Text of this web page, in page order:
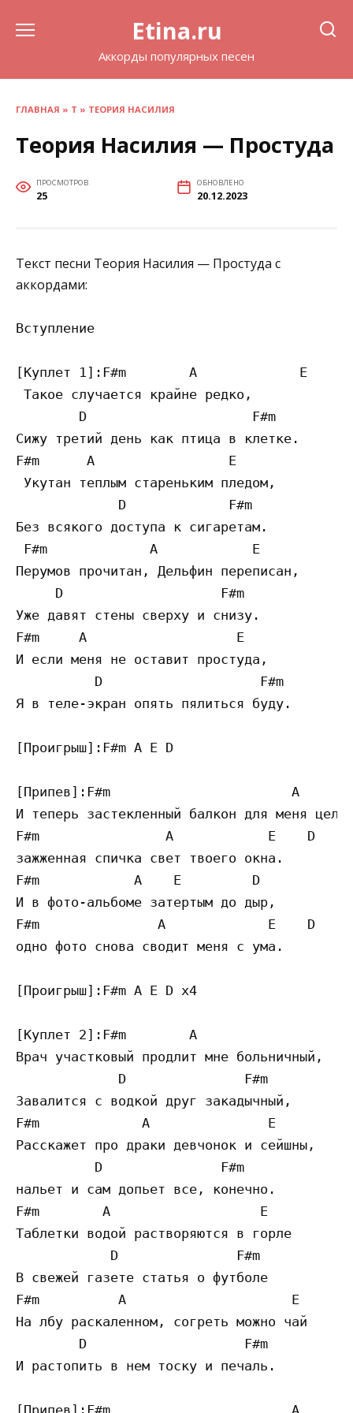
Etina.ru
Аккорды популярных песен
ГЛАВНАЯ » Т » ТЕОРИЯ НАСИЛИЯ
Теория Насилия — Простуда
ПРОСМОТРОВ
25
ОБНОВЛЕНО
20.12.2023
Текст песни Теория Насилия — Простуда с
аккордами:
Вступление
[Куплет 1]:F#m        A             E
Такое случается крайне редко,
        D                     F#m
Сижу третий день как птица в клетке.
F#m      A                 E
Укутан теплым стареньким пледом,
             D             F#m
Без всякого доступа к сигаретам.
F#m             A            E
Перумов прочитан, Дельфин переписан,
     D                    F#m
Уже давят стены сверху и снизу.
F#m     A                   E
И если меня не оставит простуда,
          D                    F#m
Я в теле-экран опять пялиться буду.
[Проигрыш]:F#m A E D
[Припев]:F#m                       A
И теперь застекленный балкон для меня
F#m                A            E    D
зажженная спичка свет твоего окна.
F#m            A    E         D
И в фото-альбоме затертым до дыр,
F#m               A             E    D
одно фото снова сводит меня с ума.
[Проигрыш]:F#m A E D x4
[Куплет 2]:F#m        A
Врач участковый продлит мне больничный,
             D               F#m
Завалится с водкой друг закадычный,
F#m             A               E
Расскажет про драки девчонок и сейшны,
          D               F#m
нальет и сам допьет все, конечно.
F#m        A                   E
Таблетки водой растворяются в горле
            D               F#m
В свежей газете статья о футболе
F#m          A                     E
На лбу раскаленном, согреть можно чай
        D                    F#m
И растопить в нем тоску и печаль.